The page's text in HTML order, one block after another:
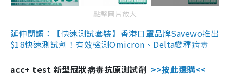
點擊圖片放大
延伸閱讀：【快速測試套裝】香港口罩品牌Savewo推出
$18快速測試劑！有效檢測Omicron、Delta變種病毒
acc+ test 新型冠狀病毒抗原測試劑 >>按此選購<<